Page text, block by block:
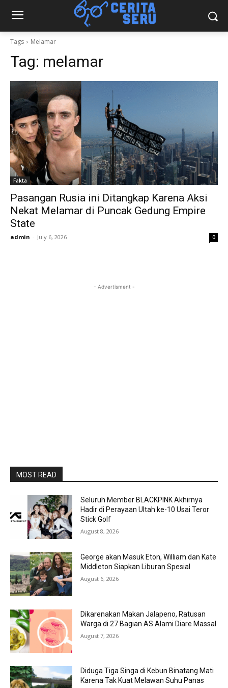
Tags Melamar
Tag: melamar
Fakta
Pasangan Rusia ini Ditangkap Karena Aksi
Nekat Melamar di Puncak Gedung Empire
State
admin - July 6, 2026 0
- Advertisment -
MOST READ
Seluruh Member BLACKPINK Akhirnya
Hadir di Perayaan Ultah ke-10 Usai Teror
Stick Golf
August 8, 2026
George akan Masuk Eton, William dan Kate
Middleton Siapkan Liburan Spesial
August 6, 2026
Dikarenakan Makan Jalapeno, Ratusan
Warga di 27 Bagian AS Alami Diare Massal
August 7, 2026
Diduga Tiga Singa di Kebun Binatang Mati
Karena Tak Kuat Melawan Suhu Panas